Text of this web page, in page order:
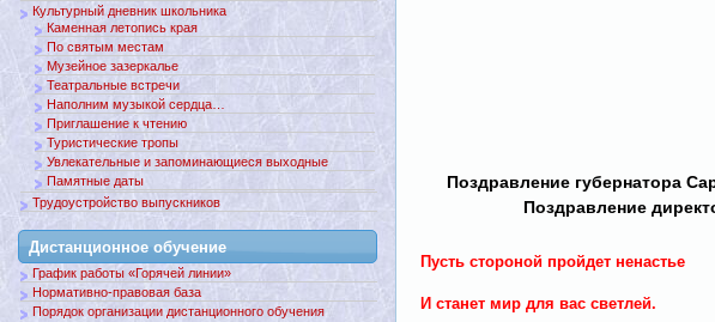
Поздравление губернатора
Поздравление
Пусть стороной пройдет ненастье
И станет мир для вас светлей.
Культурный дневник школьника
Каменная летопись края
По святым местам
Музейное зазеркалье
Театральные встречи
Наполним музыкой сердца…
Приглашение к чтению
Туристические тропы
Увлекательные и запоминающиеся выходные
Памятные даты
Трудоустройство выпускников
Дистанционное обучение
График работы «Горячей линии»
Нормативно-правовая база
Порядок организации дистанционного обучения